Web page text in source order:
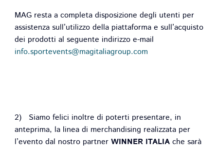
MAG resta a completa disposizione degli utenti per
assistenza sull’utilizzo della piattaforma e sull’acquisto
dei prodotti al seguente indirizzo e-mail
info.sportevents@magitaliagroup.com
2) Siamo felici inoltre di poterti presentare, in
anteprima, la linea di merchandising realizzata per
l’evento dal nostro partner WINNER ITALIA che sarà